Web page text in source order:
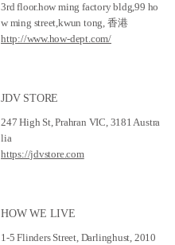
3rd floor.how ming factory bldg,99 ho
w ming street,kwun tong, 香港
http://www.how-dept.com/
JDV STORE
247 High St, Prahran VIC, 3181 Austra
lia
https://jdvstore.com
HOW WE LIVE
1-5 Flinders Street, Darlinghust, 2010